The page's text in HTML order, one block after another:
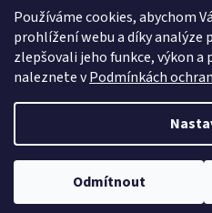
Používáme cookies, abychom
prohlížení webu a díky analýze
zlepšovali jeho funkce, výkon
naleznete vPodmínkách
Odmítnout
PŘIHLÁSIT SE
Copyright 2026
Upravit